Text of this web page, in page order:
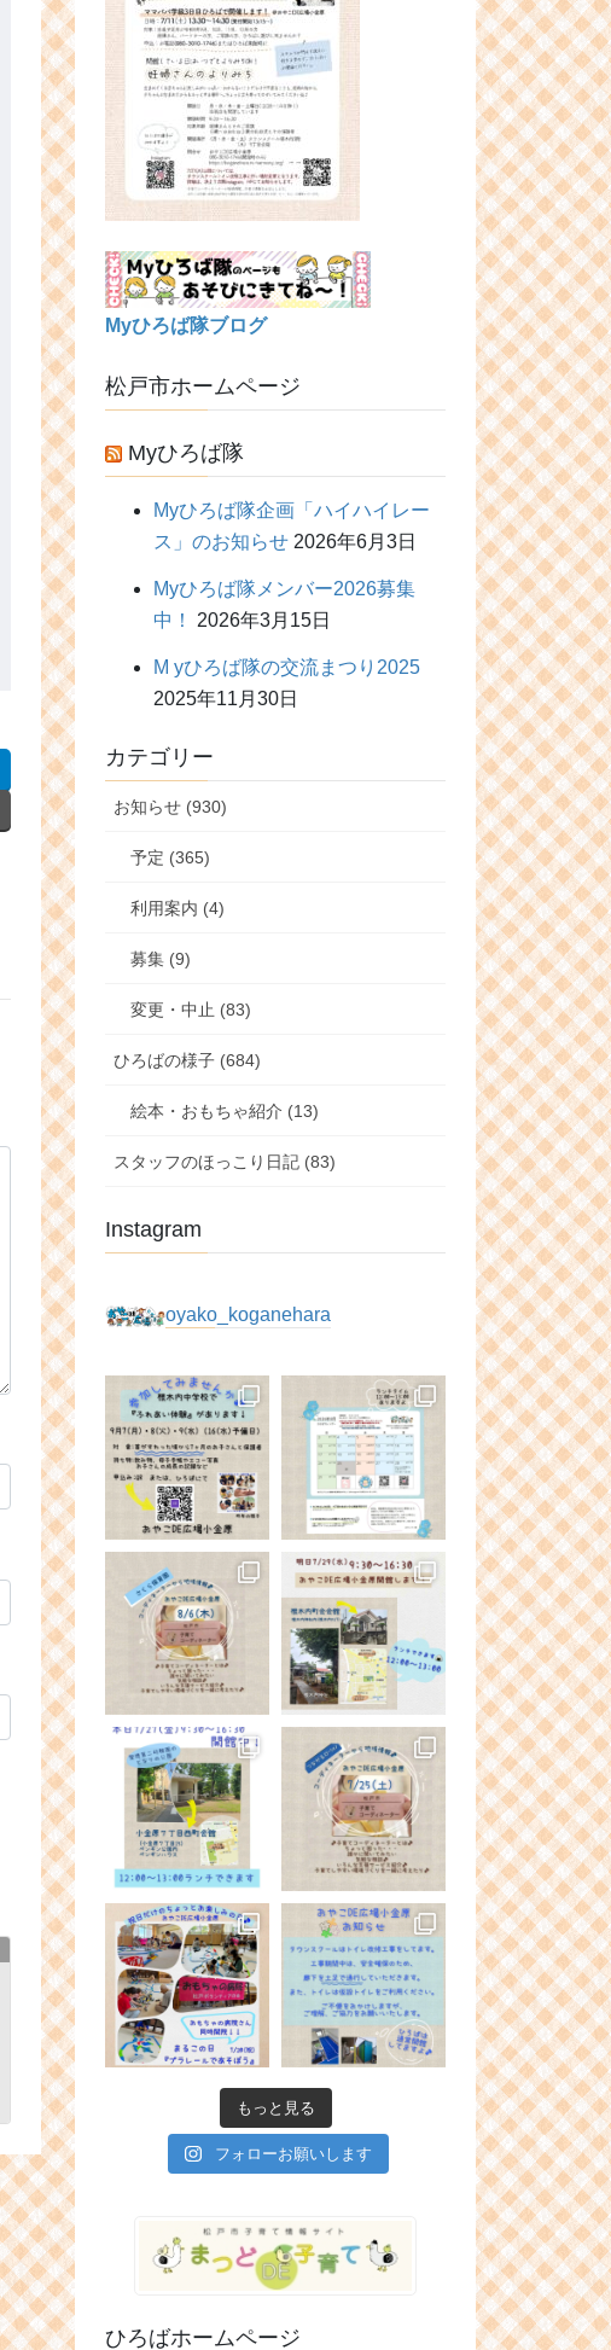
Myひろば隊ブログ
松戸市ホームページ
Myひろば隊
Myひろば隊企画「ハイハイレー
ス」のお知らせ 2026年6月3日
Myひろば隊メンバー2026募集
中！
2026年3月15日
M yひろば隊の交流まつり2025
2025年11月30日
カテゴリー
お知らせ (930)
予定 (365)
利用案内 (4)
募集 (9)
変更・中止 (83)
ひろばの様子 (684)
絵本・おもちゃ紹介 (13)
スタッフのほっこり日記 (83)
Instagram
oyako_koganehara
もっと見る
フォローお願いします
ひろばホームページ